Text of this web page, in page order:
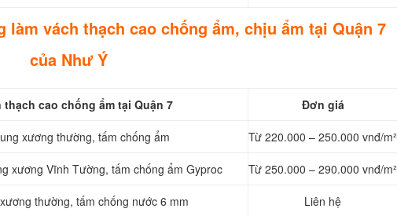
vách thạch cao chống ẩm, chịu ẩm tại Quận 7
của Như Ý
cao chống ẩm tại Quận 7 Đơn giá
xương thường, tấm chống ẩm Từ 220.000 – 250.000 vnđ/m²
xương Vĩnh Tường, tấm chống ẩm Gyproc Từ 250.000 – 290.000 vnđ/m²
thường, tấm chống nước 6 mm Liên hệ